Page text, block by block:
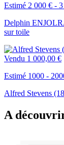
Estimé 2 000 € -
Delphin
sur toile
Vendu 1 000,00 €
Estimé 1000 -
Alfred Stevens
A